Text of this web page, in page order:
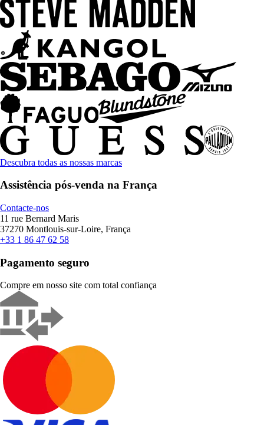
Descubra todas as nossas marcas
Assistência pós-venda na França
Contacte-nos
11 rue Bernard Maris
37270 Montlouis-sur-Loire, França
+33 1 86 47 62 58
Pagamento seguro
Compre em nosso site com total confiança